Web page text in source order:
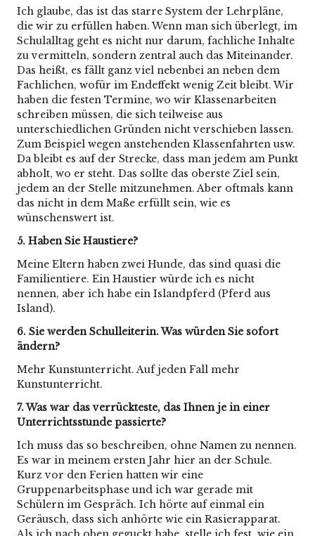
Ich glaube, das ist das starre System der Lehrpläne,
die wir zu erfüllen haben. Wenn man sich überlegt, im
Schulalltag geht es nicht nur darum, fachliche Inhalte
zu vermitteln, sondern zentral auch das Miteinander.
Das heißt, es fällt ganz viel nebenbei an neben dem
Fachlichen, wofür im Endeffekt wenig Zeit bleibt. Wir
haben die festen Termine, wo wir Klassenarbeiten
schreiben müssen, die sich teilweise aus
unterschiedlichen Gründen nicht verschieben lassen.
Zum Beispiel wegen anstehenden Klassenfahrten usw.
Da bleibt es auf der Strecke, dass man jedem am Punkt
abholt, wo er steht. Das sollte das oberste Ziel sein,
jedem an der Stelle mitzunehmen. Aber oftmals kann
das nicht in dem Maße erfüllt sein, wie es
wünschenswert ist.
5. Haben Sie Haustiere?
Meine Eltern haben zwei Hunde, das sind quasi die
Familientiere. Ein Haustier würde ich es nicht
nennen, aber ich habe ein Islandpferd (Pferd aus
Island).
6. Sie werden Schulleiterin. Was würden Sie sofort
ändern?
Mehr Kunstunterricht. Auf jeden Fall mehr
Kunstunterricht.
7. Was war das verrückteste, das Ihnen je in einer
Unterrichtsstunde passierte?
Ich muss das so beschreiben, ohne Namen zu nennen.
Es war in meinem ersten Jahr hier an der Schule.
Kurz vor den Ferien hatten wir eine
Gruppenarbeitsphase und ich war gerade mit
Schülern im Gespräch. Ich hörte auf einmal ein
Geräusch, dass sich anhörte wie ein Rasierapparat.